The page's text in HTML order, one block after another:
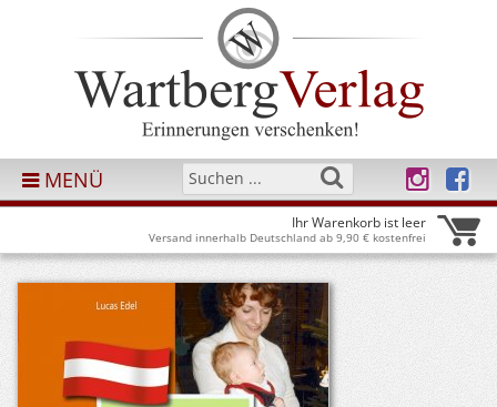
MENÜ
Ihr Warenkorb ist leer
Versand innerhalb Deutschland ab 9,90 € kostenfrei